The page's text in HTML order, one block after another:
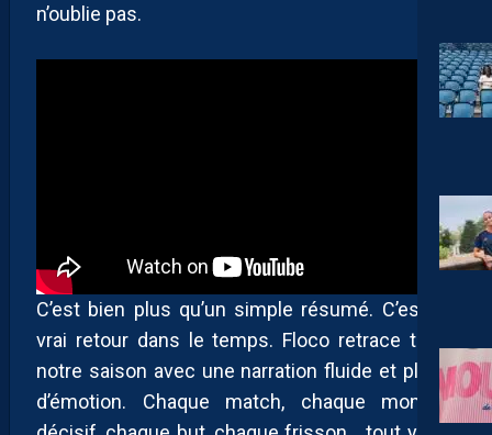
n’oublie pas.
C’est bien plus qu’un simple résumé. C’est un
vrai retour dans le temps. Floco retrace toute
notre saison avec une narration fluide et pleine
d’émotion. Chaque match, chaque moment